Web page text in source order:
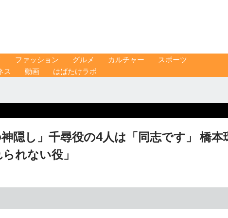
ファッション グルメ カルチャー
スポーツ
ス 動画 はばたけラボ
隠し」千尋役の4人は「同志です」 橋本
れない役」